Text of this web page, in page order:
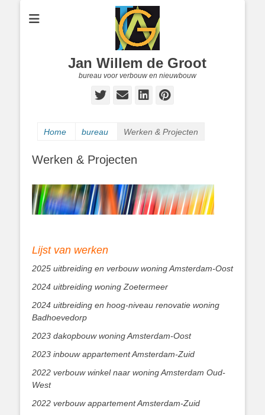
Jan Willem de Groot
bureau voor verbouw en nieuwbouw
Twitter
E-
LinkedIn
Pinterest
Home bureau Werken & Projecten
Werken & Projecten
Lijst van werken
2025 uitbreiding en verbouw woning Amsterdam-Oost
2024 uitbreiding woning Zoetermeer
2024 uitbreiding en hoog-niveau renovatie woning
Badhoevedorp
2023 dakopbouw woning Amsterdam-Oost
2023 inbouw appartement Amsterdam-Zuid
2022 verbouw winkel naar woning Amsterdam Oud-
West
2022 verbouw appartement Amsterdam-Zuid